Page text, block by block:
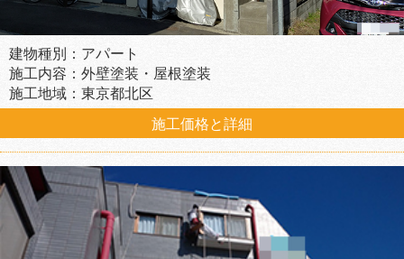
建物種別：アパート
施工内容：外壁塗装・屋根塗装
施工地域：東京都北区
施工価格と詳細